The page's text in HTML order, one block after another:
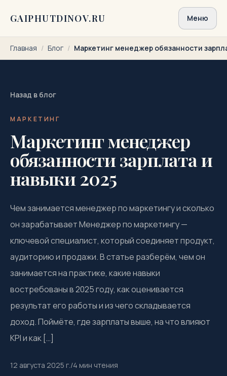
GAIPHUTDINOV.RU Меню
Главная / Блог / Маркетинг менеджер обязанности
Назад в блог
МАРКЕТИНГ
Маркетинг менеджер
обязанности зарплата и
навыки 2025
Чем занимается менеджер по маркетингу и сколько
он зарабатывает Менеджер по маркетингу —
ключевой специалист, который соединяет продукт,
аудиторию и продажи. В статье разберём, чем он
занимается на практике, какие навыки
востребованы в 2025 году, как оценивается
результат его работы и из чего складывается
доход. Поймёте, где зарплаты выше, на что влияют
KPI и как […]
12 августа 2025 г./4 мин чтения